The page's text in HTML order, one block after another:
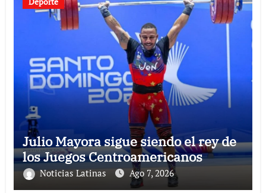
Julio Mayora sigue siendo el rey de
los Juegos Centroamericanos
Noticias Latinas Ago 7, 2026